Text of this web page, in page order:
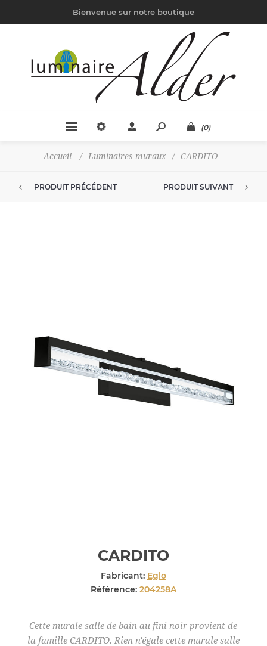
Bienvenue sur notre boutique
(0)
Accueil / Luminaires muraux / CARDITO
PRODUIT PRÉCÉDENT PRODUIT SUIVANT
CARDITO
Fabricant: Eglo
Référence: 204258A
Cette murale salle de bain au fini noir provient de
la famille CARDITO. Rien n'égale cette murale salle